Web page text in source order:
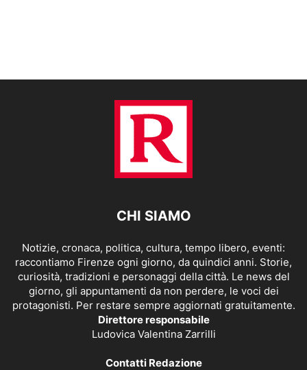
CHI SIAMO
Notizie, cronaca, politica, cultura, tempo libero, eventi:
raccontiamo Firenze ogni giorno, da quindici anni. Storie,
curiosità, tradizioni e personaggi della città. Le news del
giorno, gli appuntamenti da non perdere, le voci dei
protagonisti. Per restare sempre aggiornati gratuitamente.
Direttore responsabile
Ludovica Valentina Zarrilli
Contatti Redazione